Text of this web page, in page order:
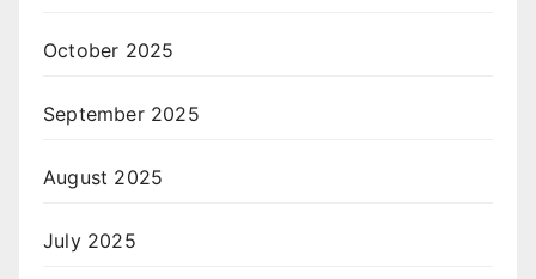
October 2025
September 2025
August 2025
July 2025